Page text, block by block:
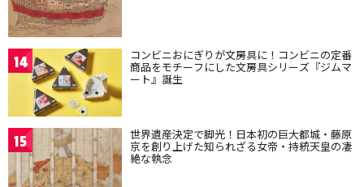
14 コンビニおにぎりが文房具に！コンビニの定番
商品をモチーフにした文房具シリーズ『ジムマ
ート』誕生
15 世界遺産決定で脚光！日本初の巨大都城・藤原
京を創り上げた知られざる女帝・持統天皇の凄
絶な執念